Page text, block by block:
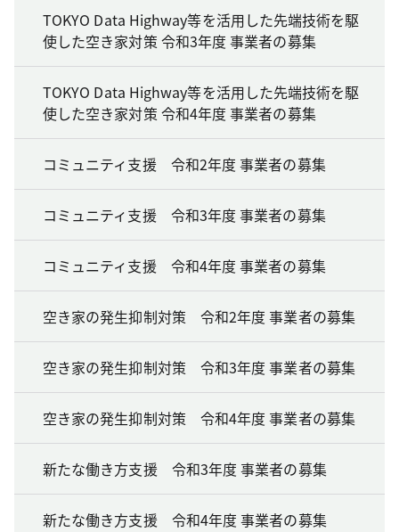
TOKYO Data Highway等を活用した先端技術を駆
使した空き家対策 令和3年度 事業者の募集
TOKYO Data Highway等を活用した先端技術を駆
使した空き家対策 令和4年度 事業者の募集
コミュニティ支援 令和2年度 事業者の募集
コミュニティ支援 令和3年度 事業者の募集
コミュニティ支援 令和4年度 事業者の募集
空き家の発生抑制対策 令和2年度 事業者の募集
空き家の発生抑制対策 令和3年度 事業者の募集
空き家の発生抑制対策 令和4年度 事業者の募集
新たな働き方支援 令和3年度 事業者の募集
新たな働き方支援 令和4年度 事業者の募集